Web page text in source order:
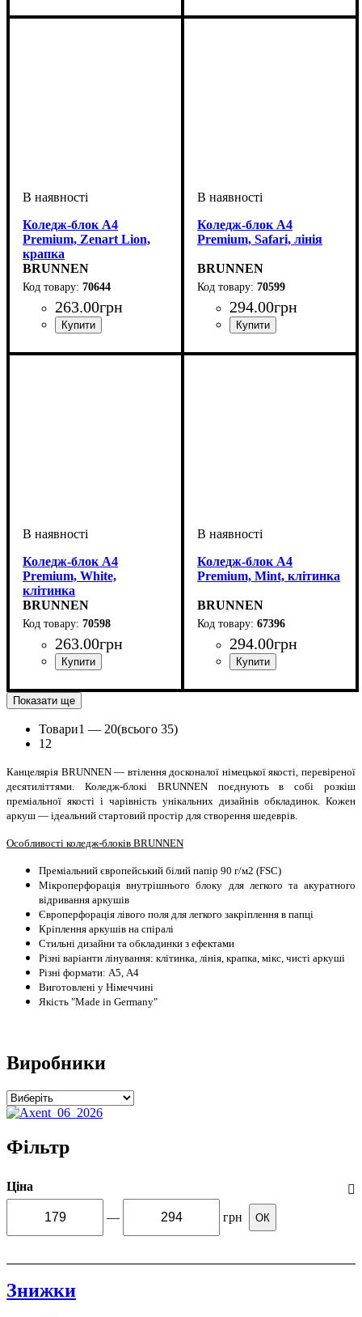
Коледж-блок А4
Premium, Zenart Lion,
крапка
BRUNNEN
70644
263.00грн
Коледж-блок А4
Premium, Safari, лінія
BRUNNEN
70599
294.00грн
Коледж-блок А4
Premium, White,
клітинка
BRUNNEN
70598
263.00грн
Коледж-блок А4
Premium, Mint, клітинка
BRUNNEN
67396
294.00грн
Показати ще
Товари1 — 20(всього 35)
1 2
Канцелярія BRUNNEN — втілення досконалої німецької якості, перевіреної
десятиліттями. Коледж-блокі BRUNNEN поєднують в собі розкіш
преміальної якості і чарівність унікальних дизайнів обкладинок. Кожен
аркуш — ідеальний стартовий простір для створення шедеврів.
Особливості коледж-блоків BRUNNEN
Преміальний європейський білий папір 90 г/м2 (FSC)
Мікроперфорація внутрішнього блоку для легкого та акуратного
відривання аркушів
Європерфорація лівого поля для легкого закріплення в папці
Кріплення аркушів на спіралі
Стильні дизайни та обкладинки з ефектами
Різні варіанти лінування: клітинка, лінія, крапка, мікс, чисті аркуші
Різні формати: А5, А4
Виготовлені у Німеччині
Якість "Made in Germany"
Виробники
Фільтр
Ціна
— грн ОК
Знижки